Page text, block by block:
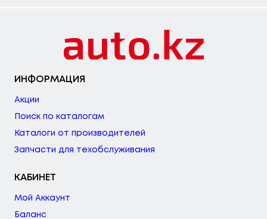
ИНФОРМАЦИЯ
Акции
Поиск по каталогам
Каталоги от производителей
Запчасти для техобслуживания
КАБИНЕТ
Мой Аккаунт
Баланс